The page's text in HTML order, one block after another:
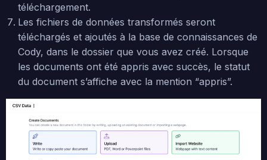
téléchargement.
Les fichiers de données transformés seront
téléchargés et ajoutés à la base de connaissances de
Cody, dans le dossier que vous avez créé. Lorsque
les documents ont été appris avec succès, le statut
du document s’affiche avec la mention “appris”.